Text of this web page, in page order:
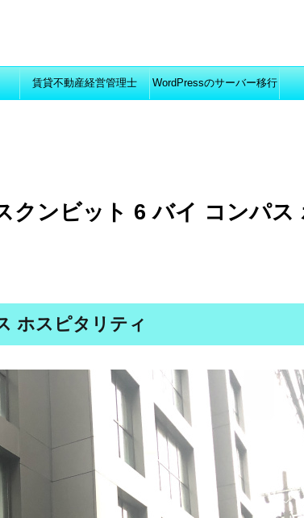
賃貸不動産経営管理士 WordPressのサーバー移行
ンビット 6 バイ コンパス
ホスピタリティ